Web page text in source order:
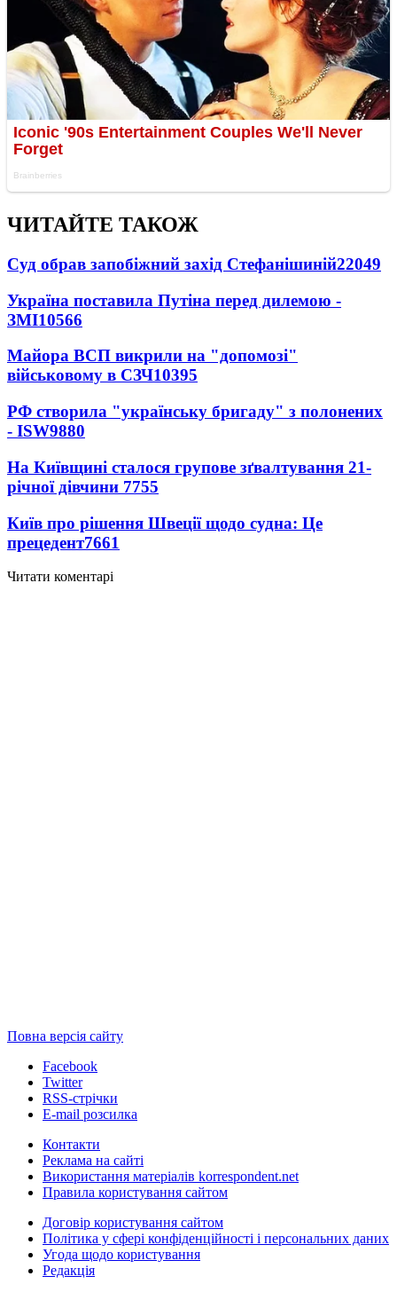
ЧИТАЙТЕ ТАКОЖ
Суд обрав запобіжний захід Стефанішиній22049
Україна поставила Путіна перед дилемою -
ЗМІ10566
Майора ВСП викрили на "допомозі"
військовому в СЗЧ10395
РФ створила "українську бригаду" з полонених
- ISW9880
На Київщині сталося групове зґвалтування 21-
річної дівчини 7755
Київ про рішення Швеції щодо судна: Це
прецедент7661
Читати коментарі
Повна версія сайту
Facebook
Twitter
RSS-стрічки
E-mail розсилка
Контакти
Реклама на сайті
Використання матеріалів korrespondent.net
Правила користування сайтом
Договір користування сайтом
Політика у сфері конфіденційності і персональних даних
Угода щодо користування
Редакція